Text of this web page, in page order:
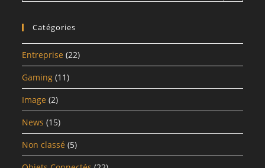
Catégories
Entreprise (22)
Gaming (11)
Image (2)
News (15)
Non classé (5)